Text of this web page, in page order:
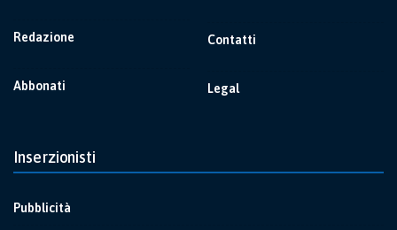
Redazione
Abbonati
Contatti
Legal
Inserzionisti
Pubblicità